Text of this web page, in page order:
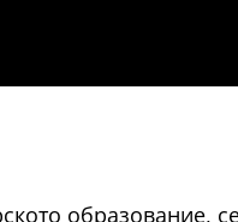
образование,